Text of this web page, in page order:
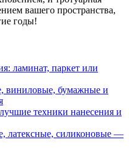
вашего пространства,
годы!
ламинат, паркет или
виниловые, бумажные и
техники нанесения и
латексные, силиконовые —